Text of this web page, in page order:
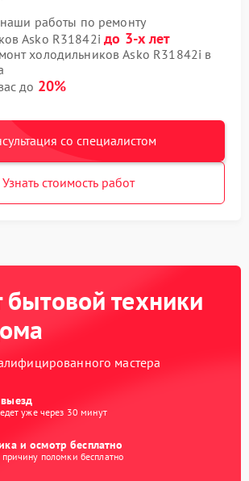
наши работы по ремонту
Asko R31842iдо 3-х лет
холодильников Asko R31842i в
до 20%
со специалистом
Узнать стоимость работ
бытовой техники
мастера
уже через 30 минут
и осмотр бесплатно
поломки бесплатно